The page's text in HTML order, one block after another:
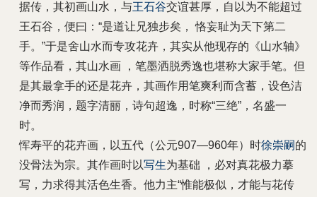
据传，其初画山水，与王石谷交谊甚厚，自以为不能超过
王石谷，便曰：“是道让兄独步矣， 恪妄耻为天下第二
手。”于是舍山水而专攻花卉，其实从他现存的《山水轴》
等作品看，其山水画 ，笔墨洒脱秀逸也堪称大家手笔。但
是其最拿手的还是花卉，其画作用笔爽利而含蓄，设色洁
净而秀润，题字清丽，诗句超逸，时称“三绝”，名盛一
时。
恽寿平的花卉画，以五代（公元907—960年）时徐崇嗣的
没骨法为宗。其作画时以写生为基础 ，必对真花极力摹
写，力求得其活色生香。他力主“惟能极似，才能与花传